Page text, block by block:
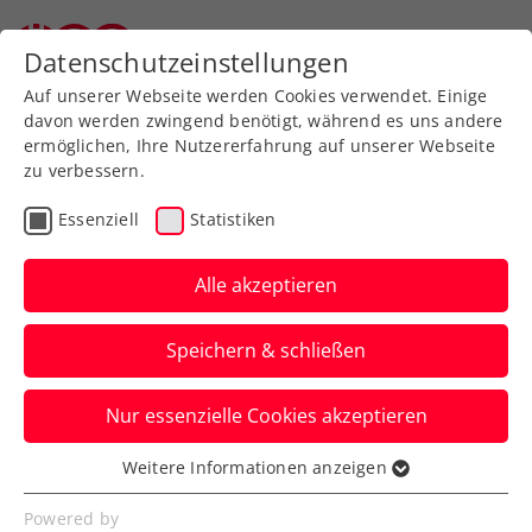
Aktuelle News
News filtern
Datenschutzeinstellungen
Auf unserer Webseite werden Cookies verwendet. Einige
davon werden zwingend benötigt, während es uns andere
ermöglichen, Ihre Nutzererfahrung auf unserer Webseite
zu verbessern.
Essenziell Statistiken
Alle akzeptieren
Speichern & schließen
Nur essenzielle Cookies akzeptieren
Essenziell
Essenzielle Cookies werden für grundlegende
Weitere Informationen anzeigen
Powered by